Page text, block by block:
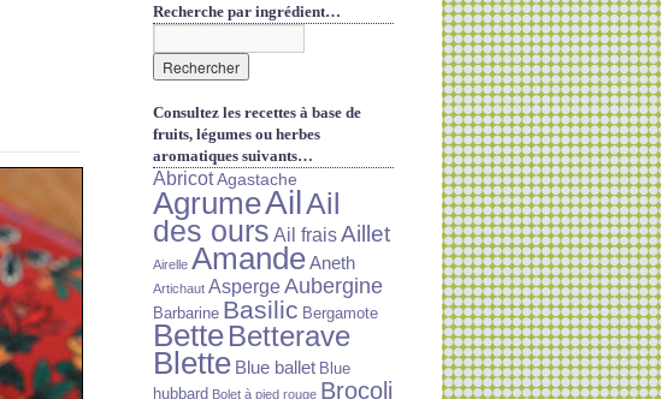
Recherche par ingrédient…
Consultez les recettes à base de
fruits, légumes ou herbes
aromatiques suivants…
AbricotAgastache
AgrumeAilAil
des ours Ail fraisAillet
Airelle AmandeAneth
Artichaut AspergeAubergine
Barbarine Basilic Bergamote
BetteBetterave
Blette Blue ballet Blue
hubbard Bolet à pied rouge Brocoli